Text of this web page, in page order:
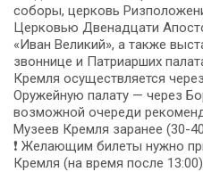
соборы, церковь
Церковью Двенадцати
«Иван Великий», а также
звоннице и Патриарших
Кремля осуществляется
Оружейную палату — через
возможной очереди
Музеев Кремля заранее (30-
❗ Желающим билеты нужно
Кремля (на время после 13:00).